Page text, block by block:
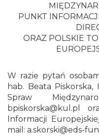
PUNKT
ORAZ POLSKIE
W razie pytań
hab. Beata
Spraw
bpiskorska@kul.pl
Informacji
mail: a.skorski@eds-